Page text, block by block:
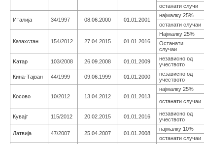
останати случи
Италија 34/1997 08.06.2000 01.01.2001
најмалку 25%
останати случаи
Казахстан 154/2012 27.04.2015 01.01.2016
Најмалку 25%
Останати
случаи
Kaтар 103/2008 26.09.2008 01.01.2009
независно од
учеството
Кина-Тајван 44/1999 09.06.1999 01.01.2000
независно од
учеството
Косово 10/2012 13.04.2012 01.01.2013
најмалку 25%
останати случаи
Кувајт 115/2012 20.02.2015 01.01.2016
независно од
учеството
Латвија 47/2007 25.04.2007 01.01.2008
најмалку 10%
останати случаи